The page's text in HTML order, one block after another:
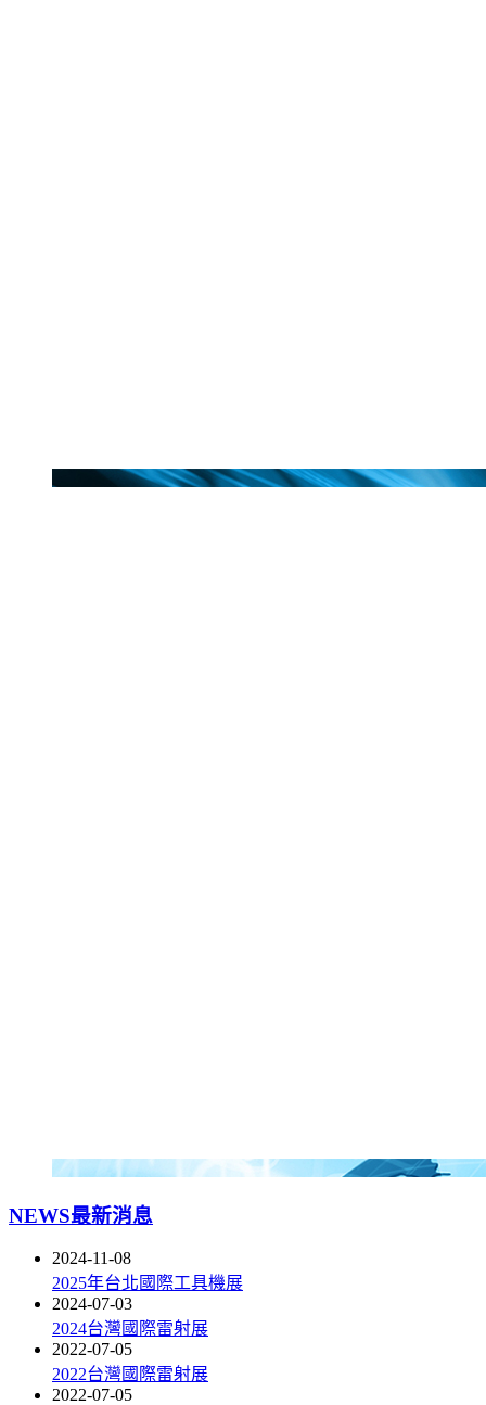
NEWS最新消息
2024-11-08
2025年台北國際工具機展
2024-07-03
2024台灣國際雷射展
2022-07-05
2022台灣國際雷射展
2022-07-05